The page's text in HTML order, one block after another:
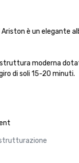
è un
moderna
di soli 15-20 minuti.